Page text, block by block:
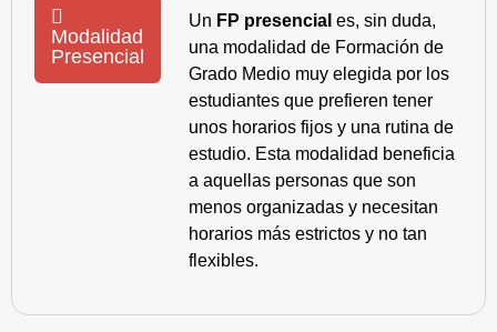
Modalidad
Presencial
Un FP presencial es, sin duda,
una modalidad de Formación de
Grado Medio muy elegida por los
estudiantes que prefieren tener
unos horarios fijos y una rutina de
estudio. Esta modalidad beneficia
a aquellas personas que son
menos organizadas y necesitan
horarios más estrictos y no tan
flexibles.